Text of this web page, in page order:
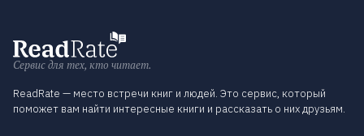
Сервис для тех, кто читает.
ReadRate — место встречи книг и людей. Это сервис, который
поможет вам найти интересные книги и рассказать о них друзьям.